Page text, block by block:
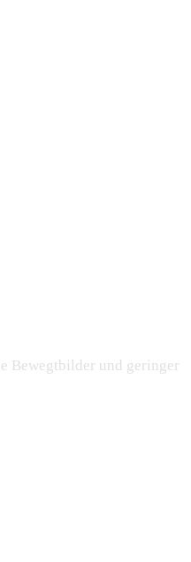
Bewegtbilder und geringer